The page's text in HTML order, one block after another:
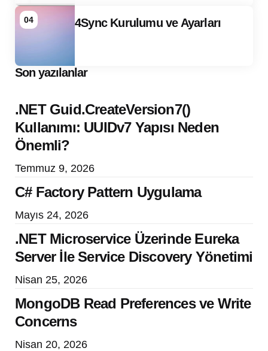
04 4Sync Kurulumu ve Ayarları
Son yazılanlar
.NET Guid.CreateVersion7()
Kullanımı: UUIDv7 Yapısı Neden
Önemli?
Temmuz 9, 2026
C# Factory Pattern Uygulama
Mayıs 24, 2026
.NET Microservice Üzerinde Eureka
Server İle Service Discovery Yönetimi
Nisan 25, 2026
MongoDB Read Preferences ve Write
Concerns
Nisan 20, 2026